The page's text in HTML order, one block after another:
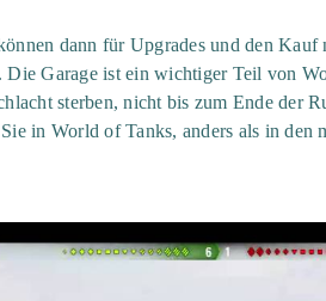
dann für Upgrades und den
Garage ist ein wichtiger Teil von
sterben, nicht bis zum Ende der
in World of Tanks, anders als in den